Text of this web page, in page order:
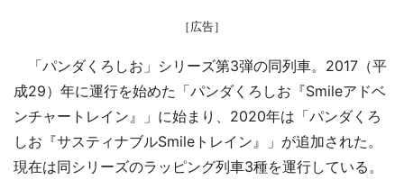
［広告］
「パンダくろしお」シリーズ第3弾の同列車。2017（平
成29）年に運行を始めた「パンダくろしお『Smileアドベ
ンチャートレイン』」に始まり、2020年は「パンダくろ
しお『サスティナブルSmileトレイン』」が追加された。
現在は同シリーズのラッピング列車3種を運行している。